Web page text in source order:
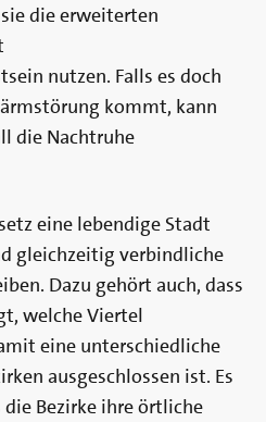
die erweiterten
nutzen. Falls es doch
kommt, kann
die Nachtruhe
eine lebendige Stadt
gleichzeitig verbindliche
Dazu gehört auch, dass
welche Viertel
eine unterschiedliche
ausgeschlossen ist. Es
Bezirke ihre örtliche